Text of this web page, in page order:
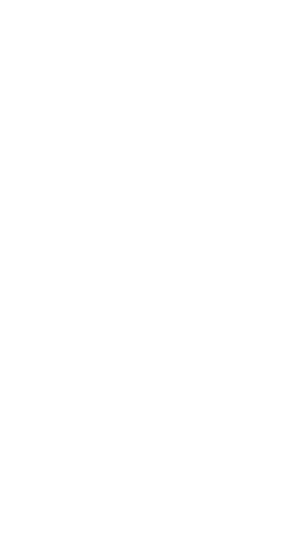
chutí. Pláž opravdu krásná písčitá, pár